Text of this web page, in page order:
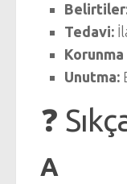
Tedavi:
Korunma
Unutma:
❓
A